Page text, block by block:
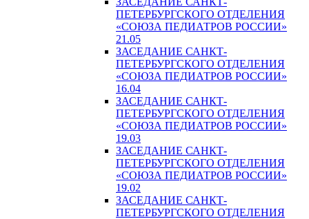
ПЕТЕРБУРГСКОГО ОТДЕЛЕНИЯ
«СОЮЗА ПЕДИАТРОВ РОССИИ»
21.05
ЗАСЕДАНИЕ САНКТ-
ПЕТЕРБУРГСКОГО ОТДЕЛЕНИЯ
«СОЮЗА ПЕДИАТРОВ РОССИИ»
16.04
ЗАСЕДАНИЕ САНКТ-
ПЕТЕРБУРГСКОГО ОТДЕЛЕНИЯ
«СОЮЗА ПЕДИАТРОВ РОССИИ»
19.03
ЗАСЕДАНИЕ САНКТ-
ПЕТЕРБУРГСКОГО ОТДЕЛЕНИЯ
«СОЮЗА ПЕДИАТРОВ РОССИИ»
19.02
ЗАСЕДАНИЕ САНКТ-
ПЕТЕРБУРГСКОГО ОТДЕЛЕНИЯ